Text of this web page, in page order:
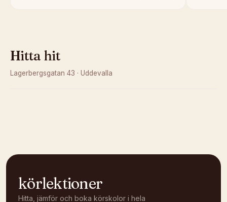
Hitta hit
Lagerbergsgatan 43 · Uddevalla
körlektioner
Hitta, jämför och boka körskolor i hela